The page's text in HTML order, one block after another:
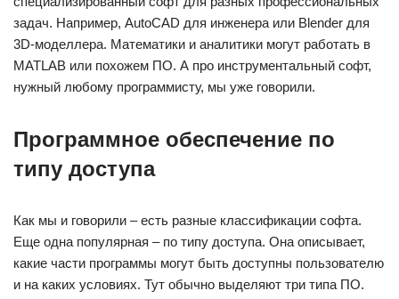
задач. Например, AutoCAD для инженера или Blender для
3D-моделлера. Математики и аналитики могут работать в
MATLAB или похожем ПО. А про инструментальный софт,
нужный любому программисту, мы уже говорили.
Программное обеспечение по
типу доступа
Как мы и говорили – есть разные классификации софта.
Еще одна популярная – по типу доступа. Она описывает,
какие части программы могут быть доступны пользователю
и на каких условиях. Тут обычно выделяют три типа ПО.